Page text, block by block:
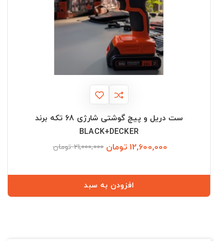
ست دریل و پیچ گوشتی شارژی 68 تکه برند
BLACK+DECKER
12,600,000 تومان 21,000,000 تومان
افزودن به سبد